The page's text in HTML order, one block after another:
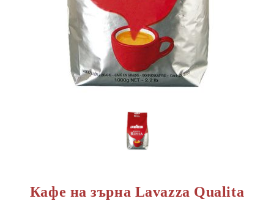
Кафе на зърна Lavazza Qualita